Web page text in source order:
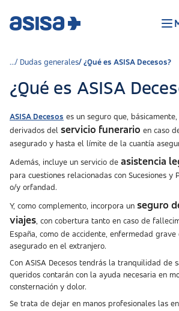
Dudas generales ¿Qué es ASISA Decesos?
¿Qué es ASISA
ASISA Decesos es un seguro que,
derivados del servicio funerario en caso
asegurado y hasta el límite de la cuantía
Además, incluye un servicio de asistencia
para cuestiones relacionadas con Sucesiones y
o/y orfandad.
Y, como complemento, incorpora un seguro
viajes, con cobertura tanto en caso de
España, como de accidente, enfermedad
asegurado en el extranjero.
Con ASISA Decesos tendrás la tranquilidad de
queridos contarán con la ayuda necesaria en
consternación y dolor.
Se trata de dejar en manos profesionales las